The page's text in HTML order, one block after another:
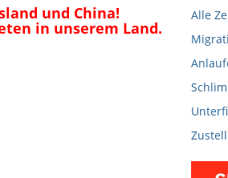
und China!
in unserem Land.
Alle